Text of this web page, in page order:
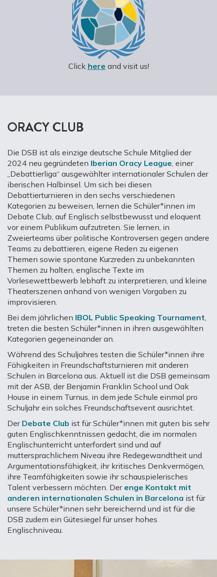
Click here and visit us!
ORACY CLUB
Die DSB ist als einzige deutsche Schule Mitglied der
2024 neu gegründeten Iberian Oracy League , einer
„Debattierliga“ ausgewählter internationaler Schulen der
iberischen Halbinsel. Um sich bei diesen
Debattierturnieren in den sechs verschiedenen
Kategorien zu beweisen, lernen die Schüler*innen im
Debate Club, auf Englisch selbstbewusst und eloquent
vor einem Publikum aufzutreten. Sie lernen, in
Zweierteams über politische Kontroversen gegen andere
Teams zu debattieren, eigene Reden zu eigenen
Themen sowie spontane Kurzreden zu unbekannten
Themen zu halten, englische Texte im
Vorlesewettbewerb lebhaft zu interpretieren, und kleine
Theaterszenen anhand von wenigen Vorgaben zu
improvisieren.
Bei dem jährlichen IBOL Public Speaking Tournament
treten die besten Schüler*innen in ihren ausgewählten
Kategorien gegeneinander an.
Während des Schuljahres testen die Schüler*innen ihre
Fähigkeiten in Freundschaftsturnieren mit anderen
Schulen in Barcelona aus. Aktuell ist die DSB gemeinsam
mit der ASB, der Benjamin Franklin School und Oak
House in einem Turnus, in dem jede Schule einmal pro
Schuljahr ein solches Freundschaftsevent ausrichtet.
Der Debate Club ist für Schüler*innen mit guten bis sehr
guten Englischkenntnissen gedacht, die im normalen
Englischunterricht unterfordert sind und auf
muttersprachlichem Niveau ihre Redegewandtheit und
Argumentationsfähigkeit, ihr kritisches Denkvermögen,
ihre Teamfähigkeiten sowie ihr schauspielerisches
Talent verbessern möchten. Der enge Kontakt mit
anderen internationalen Schulen in Barcelona ist für
unsere Schüler*innen sehr bereichernd und ist für die
DSB zudem ein Gütesiegel für unser hohes
Englischniveau.